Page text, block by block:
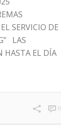
SERVICIO DE
LAS
HASTA EL DÍA
0